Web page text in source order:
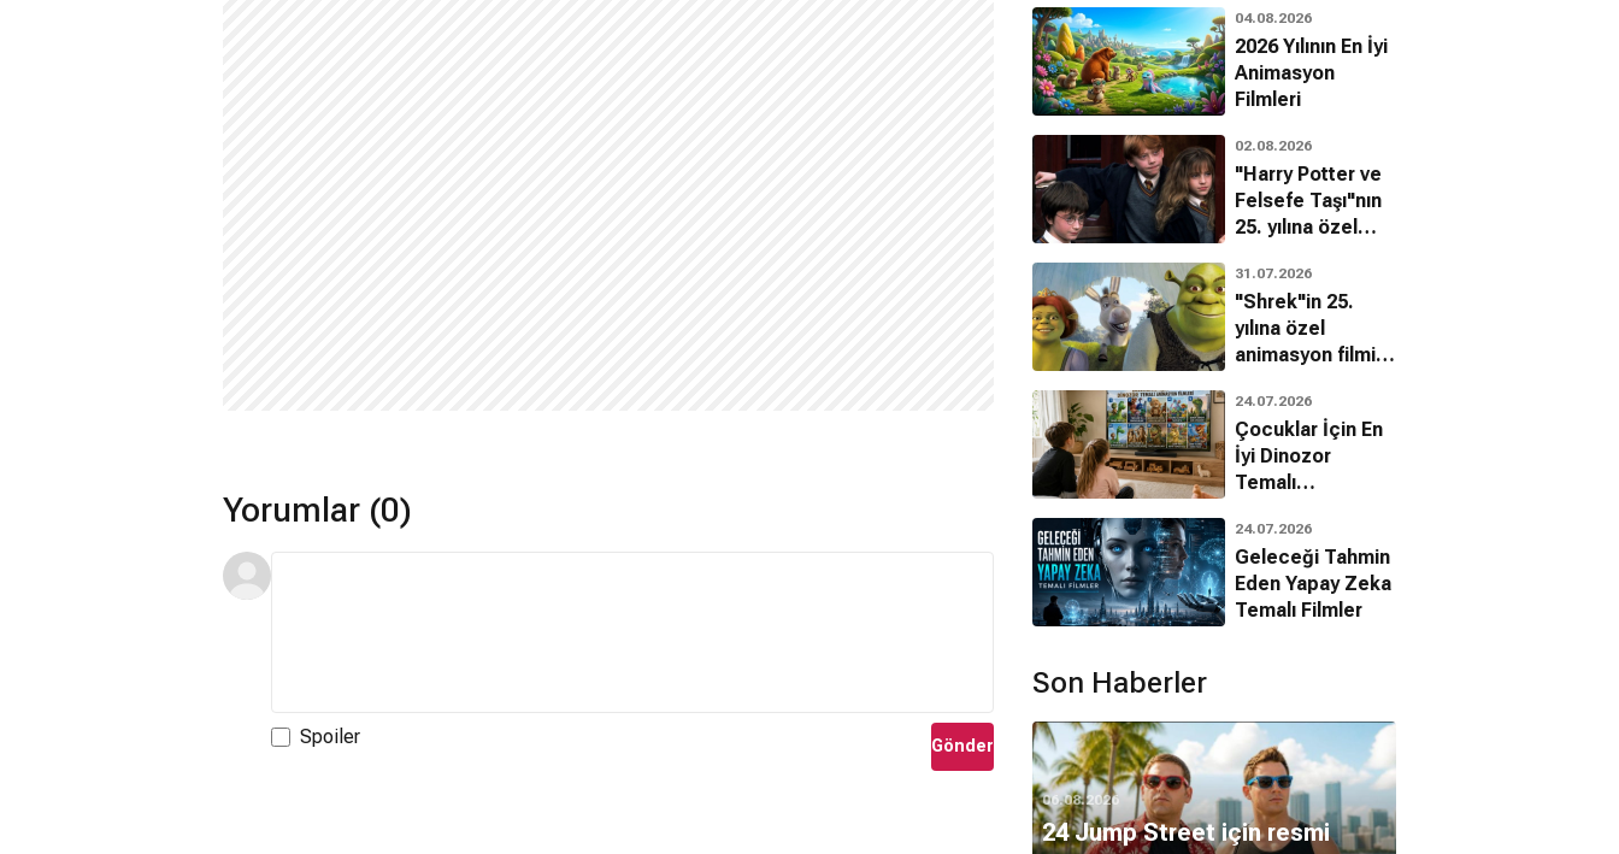
Yorumlar (0)
Spoiler Gönder
04.08.2026
2026 Yılının En İyi
Animasyon
Filmleri
02.08.2026
"Harry Potter ve
Felsefe Taşı"nın
25. yılına özel
bilinmeyenleri!
31.07.2026
"Shrek"in 25.
yılına özel
animasyon filmin
24.07.2026
Çocuklar İçin En
İyi Dinozor
Temalı
Filmleri
24.07.2026
Geleceği Tahmin
Eden Yapay Zeka
Temalı Filmler
Son Haberler
06.08.2026
24 Jump Street için resmi